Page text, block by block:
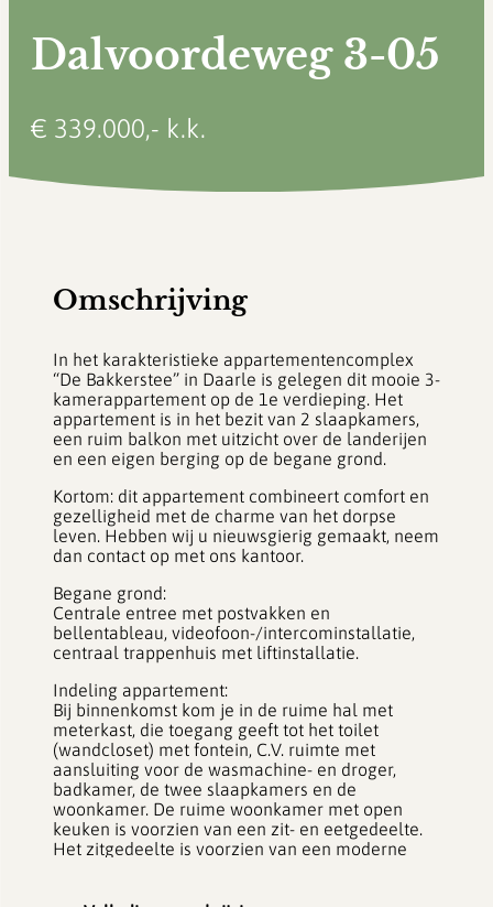
Dalvoordeweg 3-05
€ 339.000,- k.k.
Omschrijving
In het karakteristieke appartementencomplex
“De Bakkerstee” in Daarle is gelegen dit mooie 3-
kamerappartement op de 1e verdieping. Het
appartement is in het bezit van 2 slaapkamers,
een ruim balkon met uitzicht over de landerijen
en een eigen berging op de begane grond.
Kortom: dit appartement combineert comfort en
gezelligheid met de charme van het dorpse
leven. Hebben wij u nieuwsgierig gemaakt, neem
dan contact op met ons kantoor.
Begane grond:
Centrale entree met postvakken en
bellentableau, videofoon-/intercominstallatie,
centraal trappenhuis met liftinstallatie.
Indeling appartement:
Bij binnenkomst kom je in de ruime hal met
meterkast, die toegang geeft tot het toilet
(wandcloset) met fontein, C.V. ruimte met
aansluiting voor de wasmachine- en droger,
badkamer, de twee slaapkamers en de
woonkamer. De ruime woonkamer met open
keuken is voorzien van een zit- en eetgedeelte.
Het zitgedeelte is voorzien van een moderne